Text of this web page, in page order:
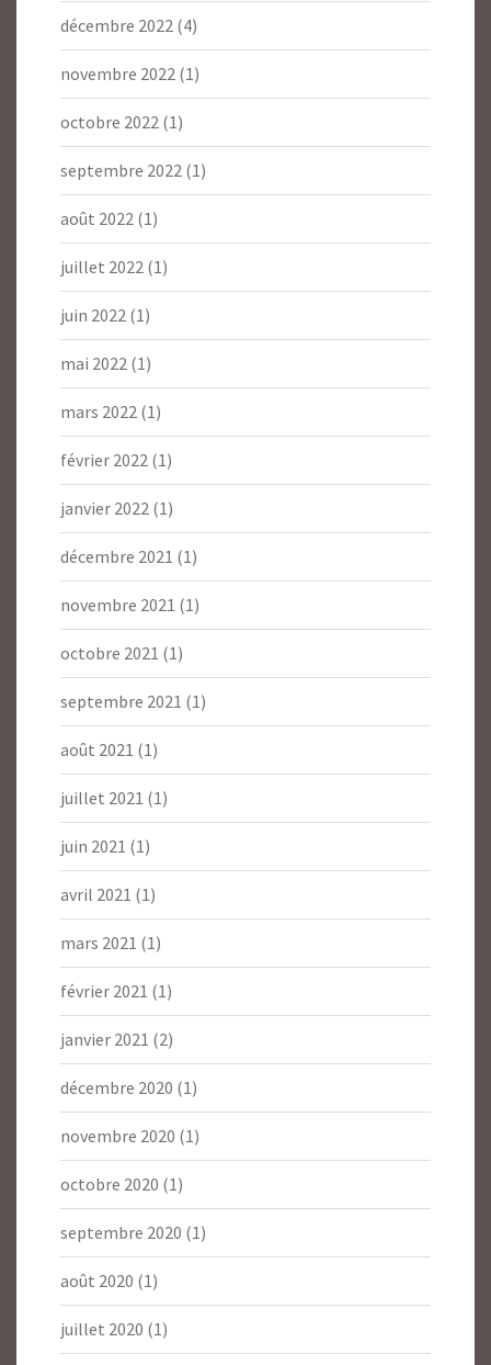
décembre 2022 (4)
novembre 2022 (1)
octobre 2022 (1)
septembre 2022 (1)
août 2022 (1)
juillet 2022 (1)
juin 2022 (1)
mai 2022 (1)
mars 2022 (1)
février 2022 (1)
janvier 2022 (1)
décembre 2021 (1)
novembre 2021 (1)
octobre 2021 (1)
septembre 2021 (1)
août 2021 (1)
juillet 2021 (1)
juin 2021 (1)
avril 2021 (1)
mars 2021 (1)
février 2021 (1)
janvier 2021 (2)
décembre 2020 (1)
novembre 2020 (1)
octobre 2020 (1)
septembre 2020 (1)
août 2020 (1)
juillet 2020 (1)